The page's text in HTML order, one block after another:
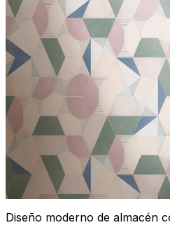
Diseño moderno de almacén